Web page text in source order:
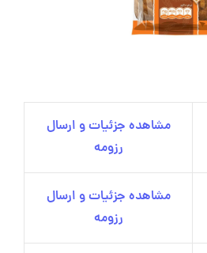
مشاهده جزئیات و ارسال
رزومه
مشاهده جزئیات و ارسال
رزومه